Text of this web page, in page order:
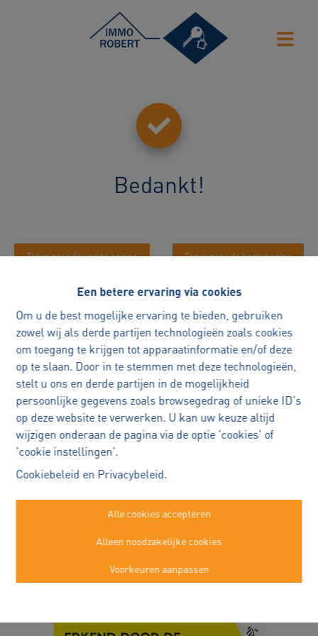
Een betere ervaring via cookies
Om u de best mogelijke ervaring te bieden, gebruiken
zowel wij als derde partijen technologieën zoals cookies
om toegang te krijgen tot apparaatinformatie en/of deze
op te slaan. Door in te stemmen met deze technologieën,
stelt u ons en derde partijen in de mogelijkheid
persoonlijke gegevens zoals browsegedrag of unieke ID's
op deze website te verwerken. U kan uw keuze altijd
wijzigen onderaan de pagina via de optie 'cookies' of
'cookie instellingen'.
Cookiebeleid en Privacybeleid.
Alle cookies accepteren
Alleen noodzakelijke cookies
Voorkeuren aanpassen
Bedankt!
Terug naar de vorige pagina Terug naar de homepagina
Immo Robert Buggenhout
info@immorobert.be